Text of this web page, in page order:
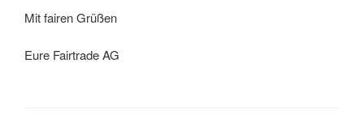
Mit fairen Grüßen
Eure Fairtrade AG